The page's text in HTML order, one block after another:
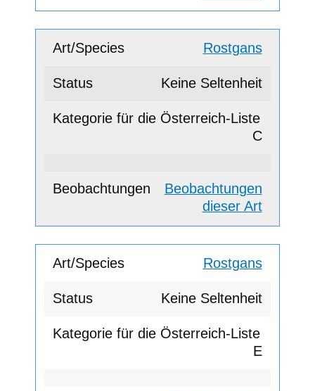
Rostgans
Keine Seltenheit
C
Beobachtungen
dieser Art
Rostgans
Keine Seltenheit
E